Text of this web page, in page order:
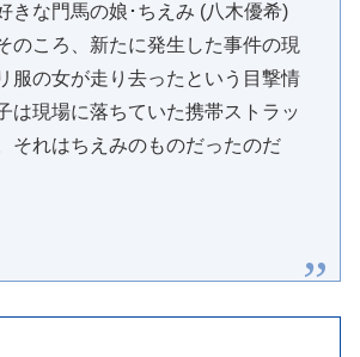
きな門馬の娘･ちえみ (八木優希)
のころ、新たに発生した事件の現
服の女が走り去ったという目撃情
は現場に落ちていた携帯ストラッ
それはちえみのものだったのだ